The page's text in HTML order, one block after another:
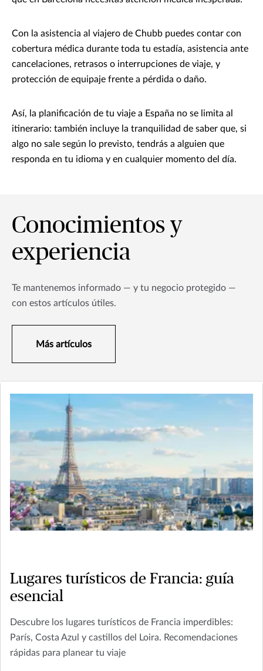
Con la asistencia al viajero de Chubb puedes contar con
cobertura médica durante toda tu estadía, asistencia ante
cancelaciones, retrasos o interrupciones de viaje, y
protección de equipaje frente a pérdida o daño.
Así, la planificación de tu viaje a España no se limita al
itinerario: también incluye la tranquilidad de saber que, si
algo no sale según lo previsto, tendrás a alguien que
responda en tu idioma y en cualquier momento del día.
Conocimientos y
experiencia
Te mantenemos informado — y tu negocio protegido —
con estos artículos útiles.
Más artículos
Lugares turísticos de Francia: guía
esencial
Descubre los lugares turísticos de Francia imperdibles:
París, Costa Azul y castillos del Loira. Recomendaciones
rápidas para planear tu viaje